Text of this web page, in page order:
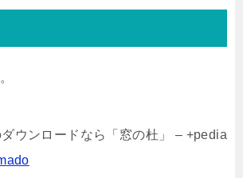
ウンロードなら「窓の杜」 – +pedia